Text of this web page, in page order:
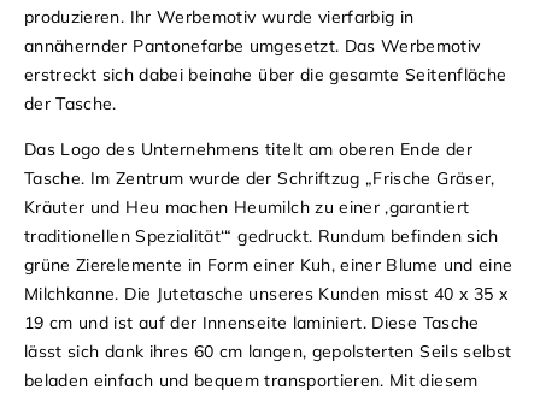
produzieren. Ihr Werbemotiv wurde vierfarbig in
annähernder Pantonefarbe umgesetzt. Das Werbemotiv
erstreckt sich dabei beinahe über die gesamte Seitenfläche
der Tasche.
Das Logo des Unternehmens titelt am oberen Ende der
Tasche. Im Zentrum wurde der Schriftzug „Frische Gräser,
Kräuter und Heu machen Heumilch zu einer ‚garantiert
traditionellen Spezialität‘“ gedruckt. Rundum befinden sich
grüne Zierelemente in Form einer Kuh, einer Blume und eine
Milchkanne. Die Jutetasche unseres Kunden misst 40 x 35 x
19 cm und ist auf der Innenseite laminiert. Diese Tasche
lässt sich dank ihres 60 cm langen, gepolsterten Seils selbst
beladen einfach und bequem transportieren. Mit diesem